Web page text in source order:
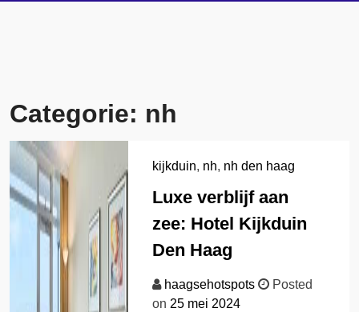
Categorie: nh
kijkduin, nh, nh den haag
Luxe verblijf aan
zee: Hotel Kijkduin
Den Haag
haagsehotspots
Posted
on25 mei 2024